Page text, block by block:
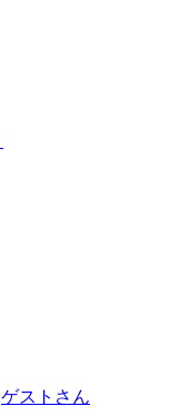
ゲストさん